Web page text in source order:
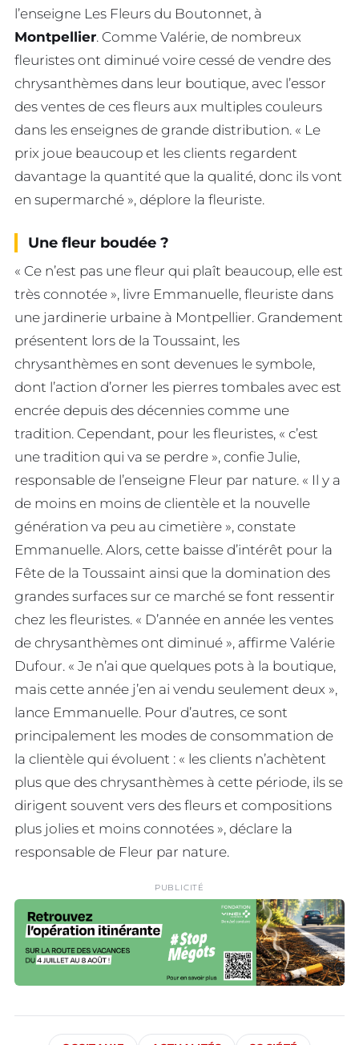
l’enseigne Les Fleurs du Boutonnet, à
Montpellier. Comme Valérie, de nombreux
fleuristes ont diminué voire cessé de vendre des
chrysanthèmes dans leur boutique, avec l’essor
des ventes de ces fleurs aux multiples couleurs
dans les enseignes de grande distribution. « Le
prix joue beaucoup et les clients regardent
davantage la quantité que la qualité, donc ils vont
en supermarché », déplore la fleuriste.
Une fleur boudée ?
« Ce n’est pas une fleur qui plaît beaucoup, elle est
très connotée », livre Emmanuelle, fleuriste dans
une jardinerie urbaine à Montpellier. Grandement
présentent lors de la Toussaint, les
chrysanthèmes en sont devenues le symbole,
dont l’action d’orner les pierres tombales avec est
encrée depuis des décennies comme une
tradition. Cependant, pour les fleuristes, « c’est
une tradition qui va se perdre », confie Julie,
responsable de l’enseigne Fleur par nature. « Il y a
de moins en moins de clientèle et la nouvelle
génération va peu au cimetière », constate
Emmanuelle. Alors, cette baisse d’intérêt pour la
Fête de la Toussaint ainsi que la domination des
grandes surfaces sur ce marché se font ressentir
chez les fleuristes. « D’année en année les ventes
de chrysanthèmes ont diminué », affirme Valérie
Dufour. « Je n’ai que quelques pots à la boutique,
mais cette année j’en ai vendu seulement deux »,
lance Emmanuelle. Pour d’autres, ce sont
principalement les modes de consommation de
la clientèle qui évoluent : « les clients n’achètent
plus que des chrysanthèmes à cette période, ils se
dirigent souvent vers des fleurs et compositions
plus jolies et moins connotées », déclare la
responsable de Fleur par nature.
PUBLICITÉ